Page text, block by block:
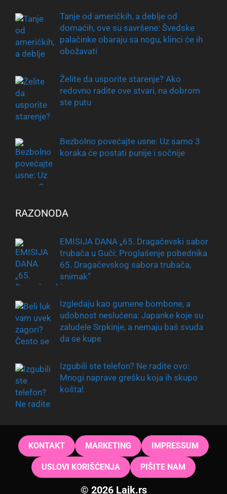
Tanje od američkih, a deblje od
domaćih, ove su savršene: Švedske
palačinke obaraju sa nogu, klinci će ih
obožavati
Želite da usporite starenje? Ako
redovno radite ove stvari, na dobrom
ste putu
Bezbolno povećajte usne: Uz samo 3
koraka će postati punije i sočnije
RAZONODA
EMISIJA DANA „65. Dragačevski sabor
trubača u Guči: Proglašenje pobednika
65. Dragačevskog sabora trubača,
snimak“
Izgledaju kao gumene bombone, a
udobnost neslućena: Japanke koje su
zaludele Srpkinje, a nemaju baš svuda
da se kupe
Izgubili ste telefon? Ne radite ovo:
Mnogi naprave grešku koja ih skupo
košta!
KONTAKT MARKETING IMPRESSUM
USLOVI KORIŠĆENJA PIŠITE NAM
© 2026 Lajk.rs